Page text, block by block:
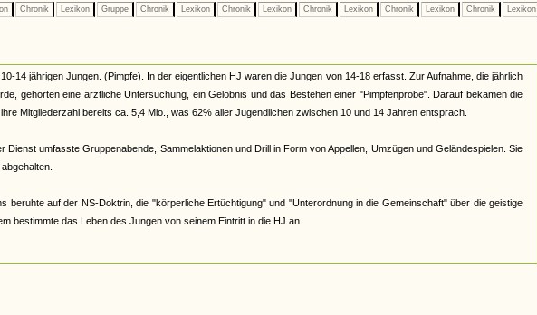
Chronik Lexikon Gruppe Chronik Lexikon Chronik Lexikon Chronik Lexikon Chronik Lexikon Chronik Lexikon
14 jährigen Jungen. (Pimpfe). In der eigentlichen HJ waren die Jungen von 14-18 erfasst. Zur Aufnahme, die jährlich
gehörten eine ärztliche Untersuchung, ein Gelöbnis und das Bestehen einer "Pimpfenprobe". Darauf bekamen die
Mitgliederzahl bereits ca. 5,4 Mio., was 62% aller Jugendlichen zwischen 10 und 14 Jahren entsprach.
umfasste Gruppenabende, Sammelaktionen und Drill in Form von Appellen, Umzügen und Geländespielen. Sie
beruhte auf der NS-Doktrin, die "körperliche Ertüchtigung" und "Unterordnung in die Gemeinschaft" über die geistige
bestimmte das Leben des Jungen von seinem Eintritt in die HJ an.